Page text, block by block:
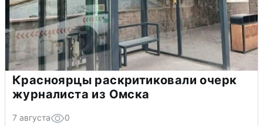
Красноярцы раскритиковали очерк
журналиста из Омска
7 августа 0